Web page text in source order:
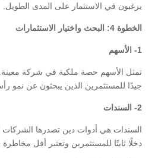
يرغبون في الاستثمار على المدى الطويل.
الخطوة 4: البحث واختيار الاستثمارات
1- الأسهم
تمثل الأسهم حصة ملكية في شركة
جيدًا للمستثمرين الذين يبحثون عن نمو
2- السندات
السندات هي أدوات دين تصدرها الشركات
دخلًا ثابتًا للمستثمرين وتعتبر أقل مخاطرة